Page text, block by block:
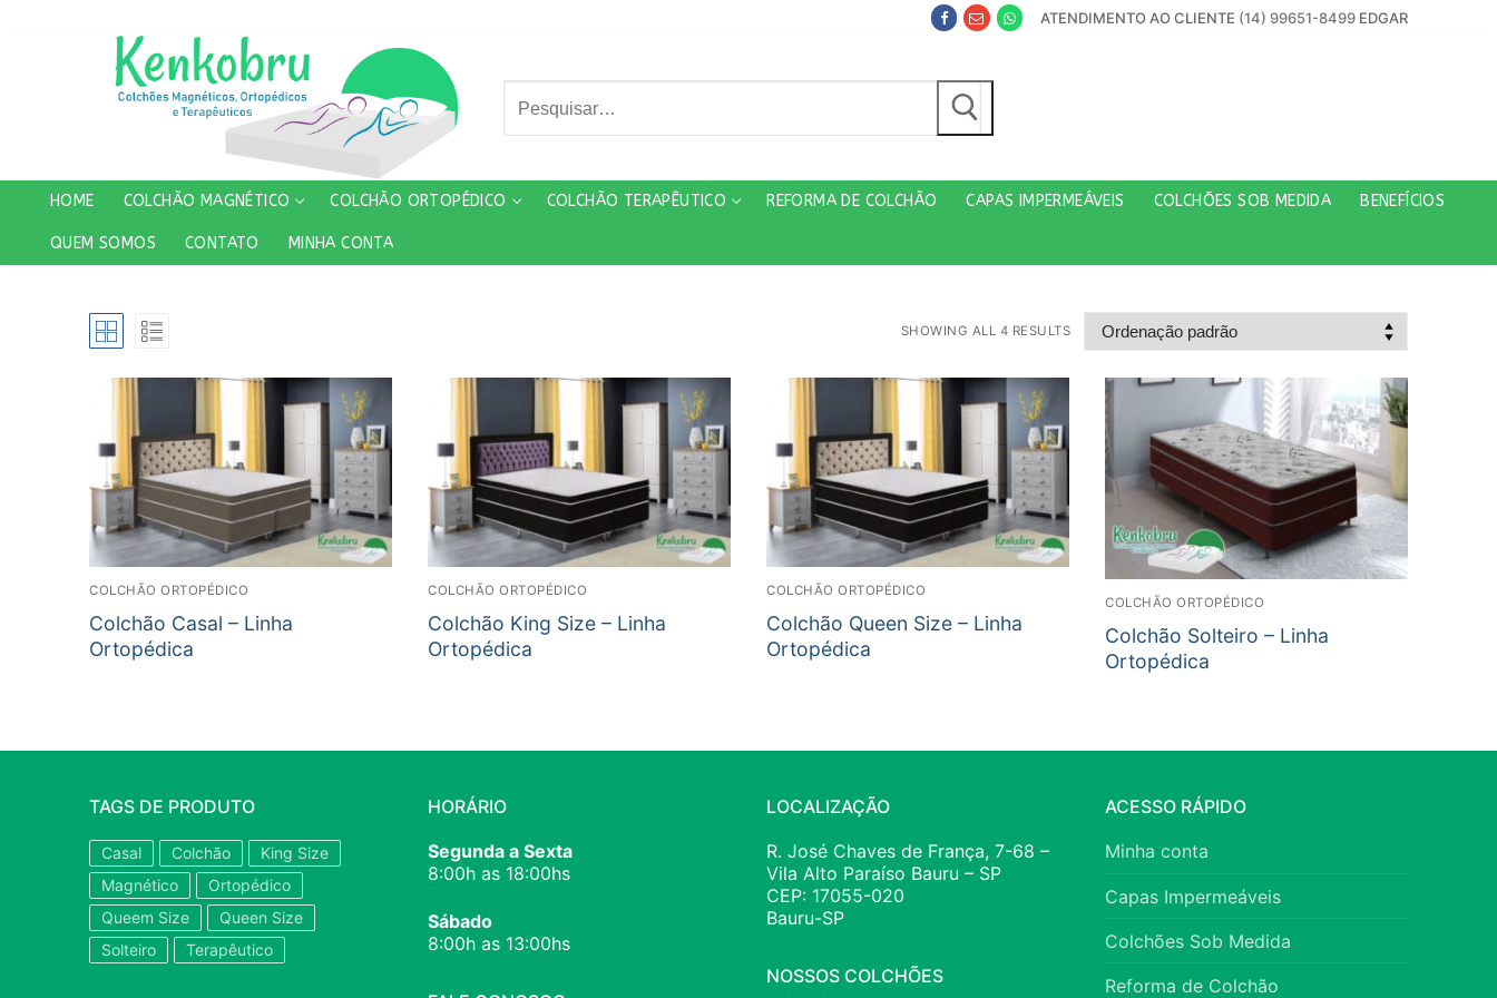
ATENDIMENTO AO CLIENTE (14) 99651-8499 EDGAR
por:
HOME COLCHÃO MAGNÉTICO COLCHÃO ORTOPÉDICO COLCHÃO TERAPÊUTICO REFORMA DE COLCHÃO CAPAS IMPERMEÁVEIS COLCHÕES SOB MEDIDA BENEFÍCIOS
QUEM SOMOS CONTATO MINHA CONTA
SHOWING ALL 4 RESULTS
COLCHÃO ORTOPÉDICO
Colchão Casal – Linha
Ortopédica
COLCHÃO ORTOPÉDICO
Colchão King Size – Linha
Ortopédica
COLCHÃO ORTOPÉDICO
Colchão Queen Size – Linha
Ortopédica
COLCHÃO ORTOPÉDICO
Colchão Solteiro – Linha
Ortopédica
TAGS DE PRODUTO
Casal Colchão
King Size
Magnético
Ortopédico
Queem Size
Queen Size
Solteiro
Terapêutico
HORÁRIO
Segunda a Sexta
8:00h as 18:00hs
Sábado
8:00h as 13:00hs
LOCALIZAÇÃO
R. José Chaves de França, 7-68 –
Vila Alto Paraíso Bauru – SP
CEP: 17055-020
Bauru-SP
NOSSOS COLCHÕES
ACESSO RÁPIDO
Minha conta
Capas Impermeáveis
Colchões Sob Medida
Reforma de Colchão